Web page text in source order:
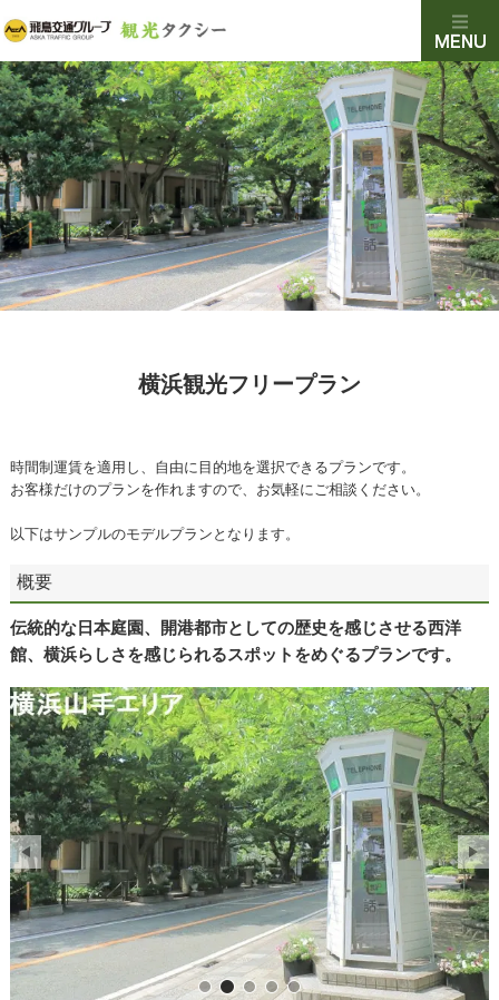
横浜観光フリープラン
時間制運賃を適用し、自由に目的地を選択できるプランです。
お客様だけのプランを作れますので、お気軽にご相談ください。
以下はサンプルのモデルプランとなります。
概要
伝統的な日本庭園、開港都市としての歴史を感じさせる西洋
館、横浜らしさを感じられるスポットをめぐるプランです。
三渓園横浜山手エリア
横浜山手エリアの西洋館
山下公園
横浜大桟橋